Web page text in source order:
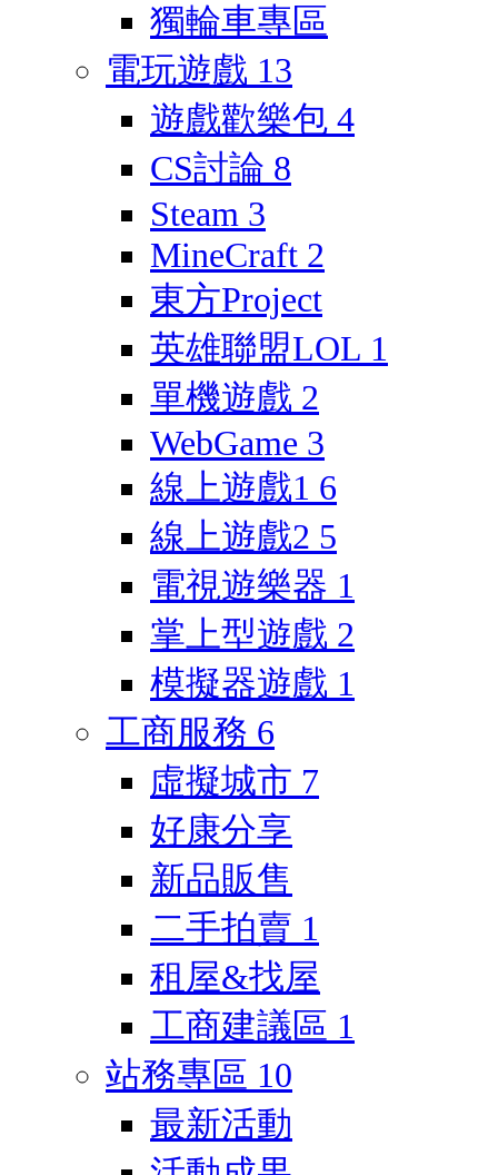
獨輪車專區
電玩遊戲 13
遊戲歡樂包 4
CS討論 8
Steam 3
MineCraft 2
東方Project
英雄聯盟LOL 1
單機遊戲 2
WebGame 3
線上遊戲1 6
線上遊戲2 5
電視遊樂器 1
掌上型遊戲 2
模擬器遊戲 1
工商服務 6
虛擬城市 7
好康分享
新品販售
二手拍賣 1
租屋&找屋
工商建議區 1
站務專區 10
最新活動